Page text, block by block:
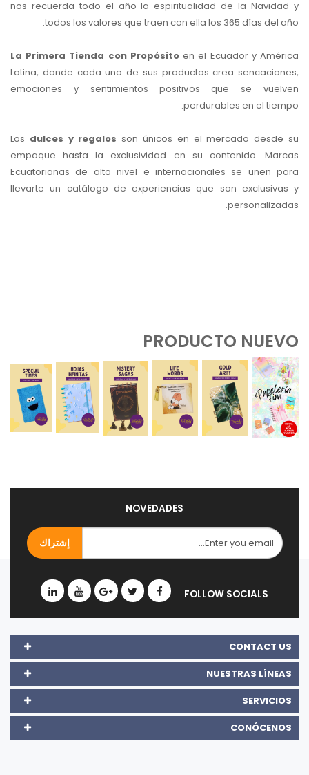
nos recuerda todo el año la espiritualidad de la Navidad y
todos los valores que traen con ella los 365 días del año.
La Primera Tienda con Propósitoen el Ecuador y América
Latina, donde cada uno de sus productos crea sencaciones,
emociones y sentimientos positivos que se vuelven
perdurables en el tiempo.
Losdulces y regalosson únicos en el mercado desde su
empaque hasta la exclusividad en su contenido. Marcas
Ecuatorianas de alto nivel e internacionales se unen para
llevarte un catálogo de experiencias que son exclusivas y
personalizadas.
PRODUCTO NUEVO
NOVEDADES
CONTACT US
NUESTRAS LÍNEAS
SERVICIOS
CONÓCENOS